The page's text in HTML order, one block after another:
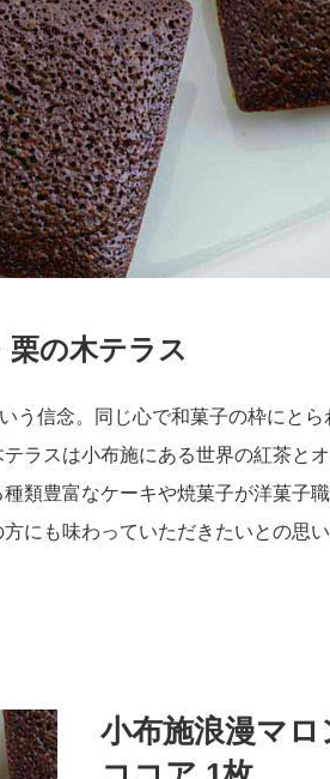
栗の木テラス
う信念。同じ心で和菓子の枠にとら
ラスは小布施にある世界の紅茶と
類豊富なケーキや焼菓子が洋菓子
にも味わっていただきたいとの思
小布施浪漫マ